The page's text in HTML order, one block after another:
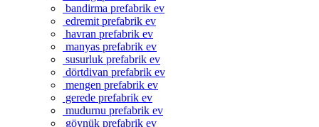
bandirma prefabrik ev
edremit prefabrik ev
havran prefabrik ev
manyas prefabrik ev
susurluk prefabrik ev
dörtdivan prefabrik ev
mengen prefabrik ev
gerede prefabrik ev
mudurnu prefabrik ev
göynük prefabrik ev